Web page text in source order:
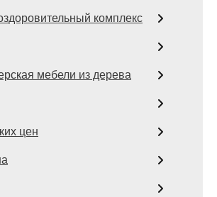
комплекс
мебели из дерева
цен